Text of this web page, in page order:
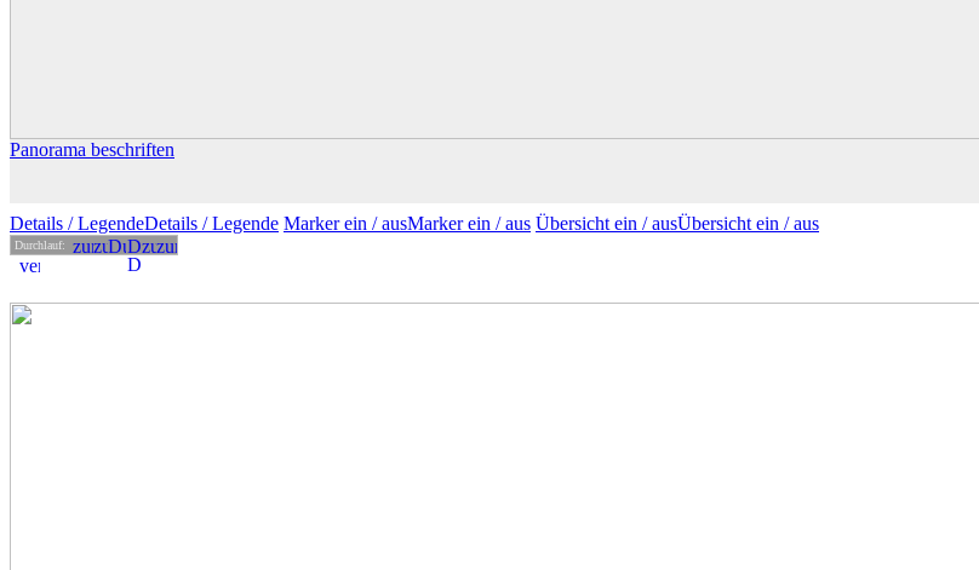
Panorama beschriften
Details / LegendeDetails /Legende Marker ein /ausMarkerein / aus Übersicht ein /ausÜbersicht ein / aus
Durchlauf: